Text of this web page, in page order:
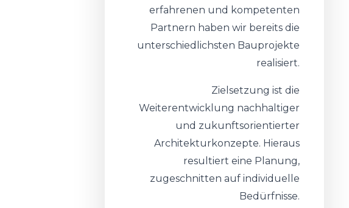
erfahrenen und kompetenten
Partnern haben wir bereits die
unterschiedlichsten Bauprojekte
realisiert.
Zielsetzung ist die
Weiterentwicklung nachhaltiger
und zukunftsorientierter
Architekturkonzepte. Hieraus
resultiert eine Planung,
zugeschnitten auf individuelle
Bedürfnisse.